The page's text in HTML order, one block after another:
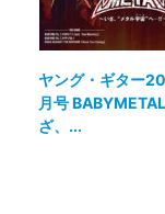
ヤング・ギター
月号
ざ、...